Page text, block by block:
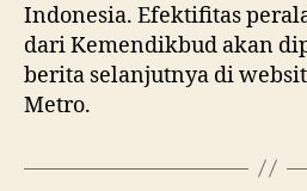
Indonesia. Efektifitas
dari Kemendikbud akan
berita selanjutnya di
Metro.